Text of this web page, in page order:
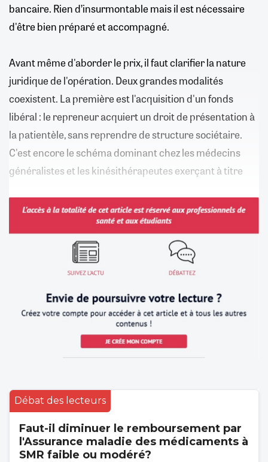
bancaire. Rien d’insurmontable mais il est nécessaire
d'être bien préparé et accompagné.
Avant même d'aborder le prix, il faut clarifier la nature
juridique de l'opération. Deux grandes modalités
coexistent. La première est l'acquisition d'un fonds
libéral : le repreneur acquiert un droit de présentation à
la patientèle, sans reprendre de structure sociétaire.
C'est encore le schéma dominant chez les médecins
généralistes et les kinésithérapeutes exerçant à titre
Débat des lecteurs
Faut-il diminuer le remboursement par
l'Assurance maladie des médicaments à
SMR faible ou modéré?